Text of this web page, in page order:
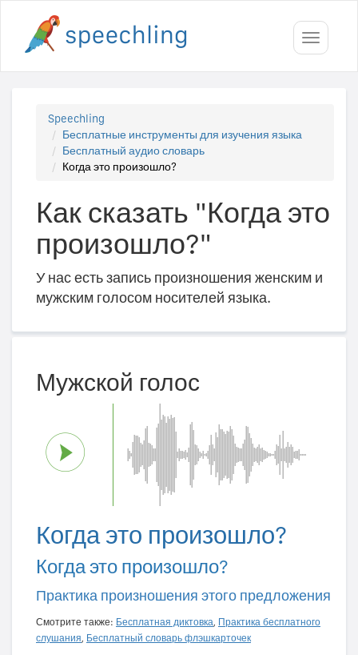
Toggle
Speechling
Бесплатные инструменты для изучения языка
Бесплатный аудио словарь
Когда это произошло?
Как сказать "Когда это
произошло?"
У нас есть запись произношения женским и
мужским голосом носителей языка.
Мужской голос
Когда это произошло?
Когда это произошло?
Практика произношения этого предложения
Смотрите также: Бесплатная диктовка, Практика бесплатного
слушания, Бесплатный словарь флэшкарточек